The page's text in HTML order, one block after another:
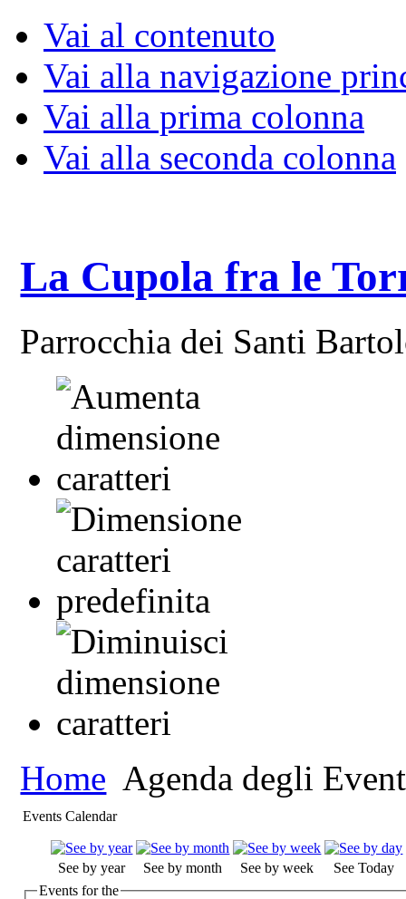
Vai al contenuto
Vai alla navigazione
Vai alla prima colonna
Vai alla seconda colonna
La Cupola fra le
Parrocchia dei Santi
Home Agenda degli
Events Calendar
See by year See by month See by week
See Today
Events for the